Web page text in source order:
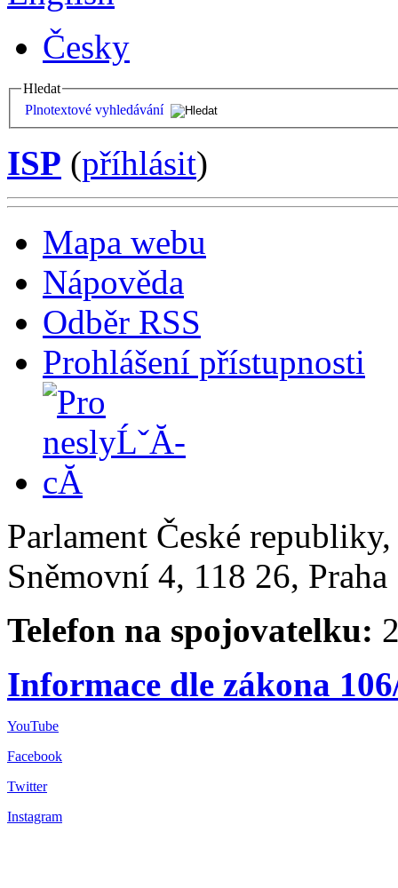
Česky
Hledat
Plnotextové vyhledávání
ISP (příhlásit)
Mapa webu
Nápověda
Odběr RSS
Prohlášení přístupnosti
Parlament České
Sněmovní 4, 118 26,
Telefon na spojovatelku:
Informace dle zákona
YouTube
Facebook
Twitter
Instagram